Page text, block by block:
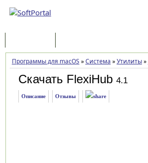
Программы для macOS »Система »Утилиты»
Скачать FlexiHub 4.1
Описание Отзывы